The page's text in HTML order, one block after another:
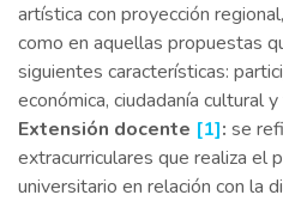
artística con proyección
como en aquellas propuestas
siguientes características:
económica, ciudadanía cultural
Extensión docente [1]: se
extracurriculares que realiza el
universitario en relación con la